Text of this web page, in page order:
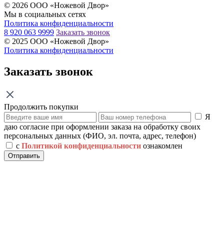
© 2026 ООО «Ножевой Двор»
Мы в социальных сетях
Политика конфиденциальности
8 920 063 9999 Заказать звонок
© 2025 ООО «Ножевой Двор»
Политика конфиденциальности
Заказать звонок
Продолжить покупки
Я
даю согласие при оформлении заказа на обработку своих
персональных данных (ФИО, эл. почта, адрес, телефон)
с Политикой конфиденциальности ознакомлен